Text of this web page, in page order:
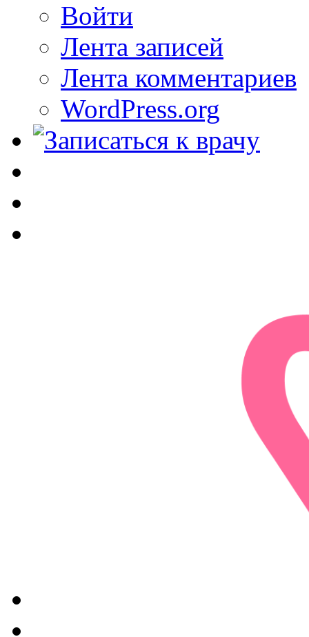
Войти
Лента записей
Лента комментариев
WordPress.org